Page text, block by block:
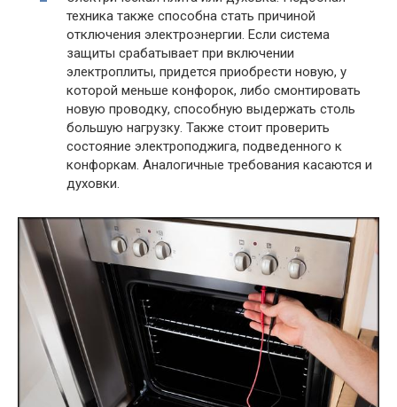
техника также способна стать причиной
отключения электроэнергии. Если система
защиты срабатывает при включении
электроплиты, придется приобрести новую, у
которой меньше конфорок, либо смонтировать
новую проводку, способную выдержать столь
большую нагрузку. Также стоит проверить
состояние электроподжига, подведенного к
конфоркам. Аналогичные требования касаются и
духовки.